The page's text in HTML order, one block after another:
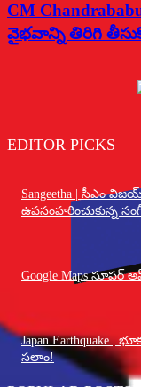
CM
వైభవాన్ని తిరిగి
EDITOR PICKS
Sangeetha | సీఎం
ఉపసంహరించుకున్న
Google Maps సూపర్
Japan Earthquake
సలాం!